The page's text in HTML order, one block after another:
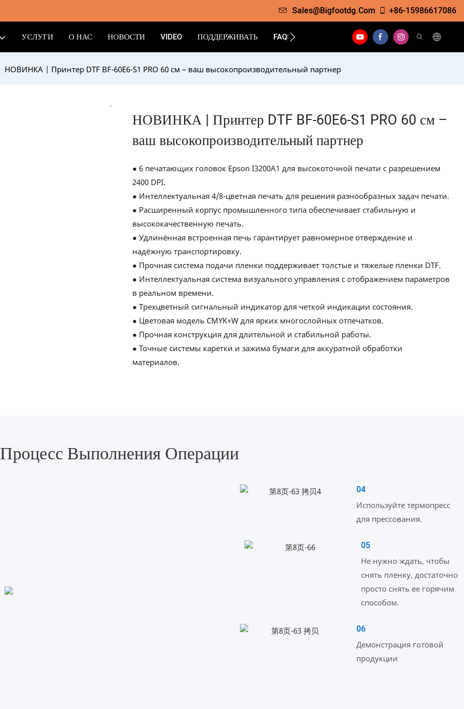
Sales@bigfootdg.com +86-15986617086
УСЛУГИ О НАС НОВОСТИ VIDEO ПОДДЕРЖИВАТЬ FAQS
НОВИНКА | Принтер DTF BF-60E6-S1 PRO 60 см – ваш высокопроизводительный партнер
НОВИНКА | Принтер DTF BF-60E6-S1 PRO 60 см –
ваш высокопроизводительный партнер
● 6 печатающих головок Epson I3200A1 для высокоточной печати с разрешением
2400 DPI.
● Интеллектуальная 4/8-цветная печать для решения разнообразных задач печати.
● Расширенный корпус промышленного типа обеспечивает стабильную и
высококачественную печать.
● Удлинённая встроенная печь гарантирует равномерное отверждение и
надёжную транспортировку.
● Прочная система подачи пленки поддерживает толстые и тяжелые пленки DTF.
● Интеллектуальная система визуального управления с отображением параметров
в реальном времени.
● Трехцветный сигнальный индикатор для четкой индикации состояния.
● Цветовая модель CMYK+W для ярких многослойных отпечатков.
● Прочная конструкция для длительной и стабильной работы.
● Точные системы каретки и зажима бумаги для аккуратной обработки
материалов.
Процесс Выполнения Операции
04
Используйте термопресс
для прессования.
05
Не нужно ждать, чтобы
снять пленку, достаточно
просто снять ее горячим
способом.
06
Демонстрация готовой
продукции